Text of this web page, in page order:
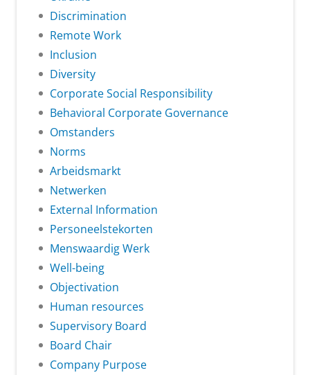
Discrimination
Remote Work
Inclusion
Diversity
Corporate Social Responsibility
Behavioral Corporate Governance
Omstanders
Norms
Arbeidsmarkt
Netwerken
External Information
Personeelstekorten
Menswaardig Werk
Well-being
Objectivation
Human resources
Supervisory Board
Board Chair
Company Purpose